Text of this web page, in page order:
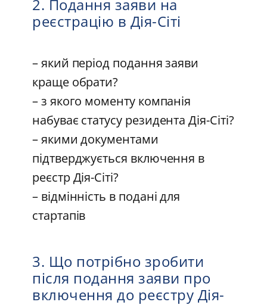
2. Подання заяви на
реєстрацію в Дія-Сіті
– який період подання заяви
краще обрати?
– з якого моменту компанія
набуває статусу резидента Дія-Сіті?
– якими документами
підтверджується включення в
реєстр Дія-Сіті?
– відмінність в подані для
стартапів
3. Що потрібно зробити
після подання заяви про
включення до реєстру Дія-